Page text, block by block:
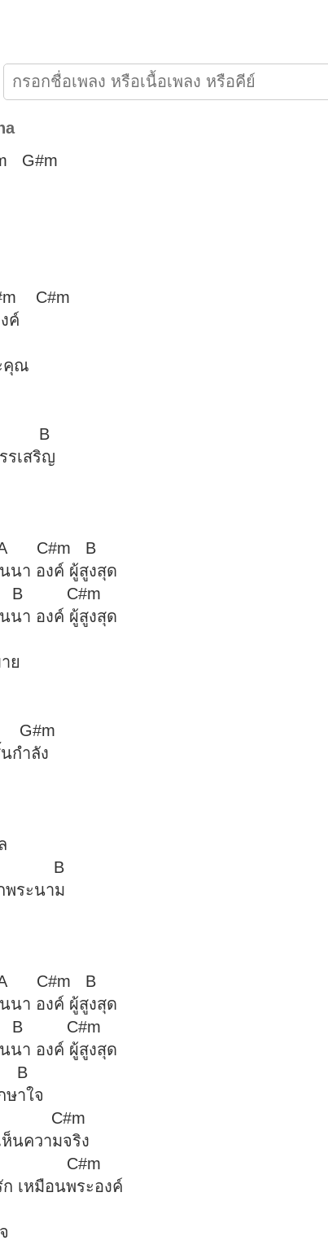
G#m
C#m
ค์
คุณ
รเสริญ
A C#m B
นา องค์ ผู้สูงสุด
B C#m
นา องค์ ผู้สูงสุด
ย
กำลัง
B
พระนาม
A C#m B
นา องค์ ผู้สูงสุด
B C#m
นา องค์ ผู้สูงสุด
ษาใจ
นความจริง
เหมือนพระองค์